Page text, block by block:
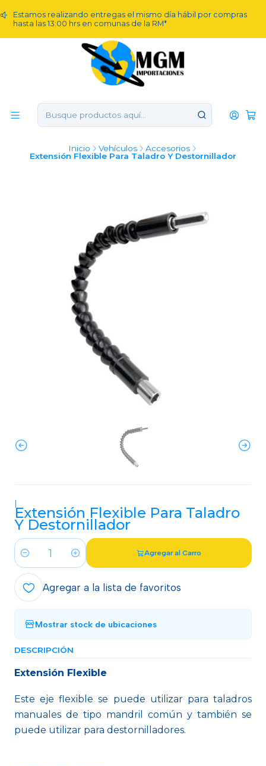
Estamos realizando entregas el mismo día hábil por compras
hasta las 13:00 hrs en comunas de la RM*
Inicio Vehículos
Accesorios
Extensión Flexible Para Taladro Y Destornillador
|
Extensión Flexible Para Taladro
Y Destornillador
Cantidad
Agregar al Carro
Agregar a la lista de favoritos
Mostrar stock de ubicaciones
DESCRIPCIÓN
Extensión Flexible
Este eje flexible se puede utilizar para taladros
manuales de tipo mandril común y también se
puede utilizar para destornilladores.